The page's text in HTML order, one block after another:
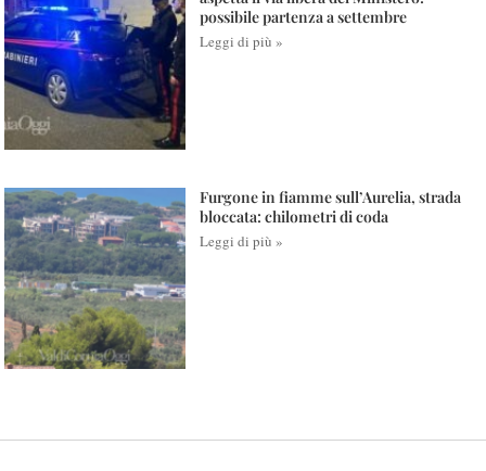
possibile partenza a settembre
Leggi di più »
Furgone in fiamme sull’Aurelia, strada
bloccata: chilometri di coda
Leggi di più »